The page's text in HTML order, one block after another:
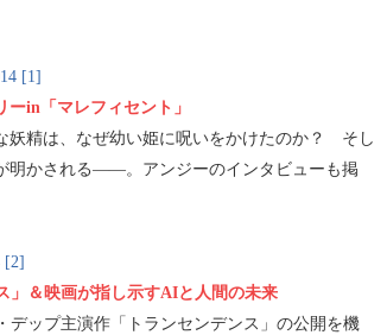
[1]
in「マレフィセント」
妖精は、なぜ幼い姫に呪いをかけたのか？ そし
明かされる――。アンジーのインタビューも掲
[2]
」＆映画が指し示すAIと人間の未来
ップ主演作「トランセンデンス」の公開を機